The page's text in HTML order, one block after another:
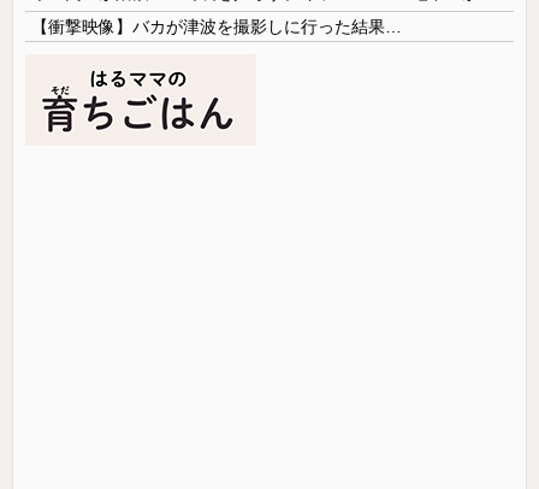
【衝撃映像】バカが津波を撮影しに行った結果…